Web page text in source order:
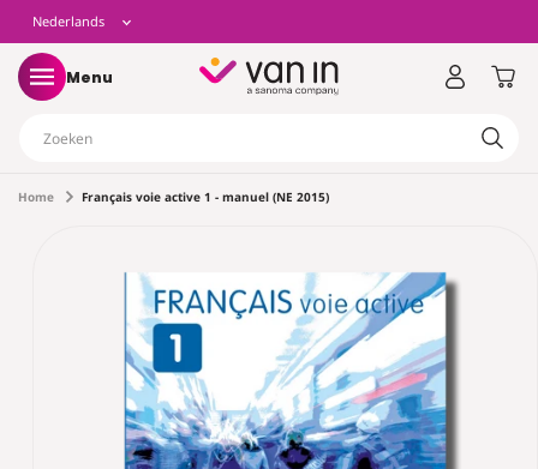
de
T
a
a
l
Nederlands
Menu
Zoeken
Home Français voie active 1 - manuel (NE 2015)